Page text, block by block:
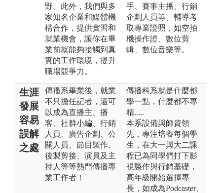
野。此外，我們與多
家知名企業和媒體機
構合作，提供實習和
就業機會，讓你在畢
業前就能夠接觸到真
實的工作環境，提升
職場競爭力。
手、賽事主播、行銷
企劃人員等。輔導考
取專業證照，如空拍
機操作證、數位剪
輯、數位音樂等。
生涯
發展
容易
誤解
之處
傳播系畢業後，就業
不只擔任記者，還可
以成為直播主、播
客、社群小編、行銷
人員、廣告企劃、公
關人員、節目製作、
後製剪接、演員及主
持人等等熱門傳播專
業工作者！
傳播科系就是什麼都
學一點，什麼都不專
精.....
本系設備與師資領
先，專注培養每個學
生，在大一與大二課
程已為同學們打下影
視製作與行銷基礎，
高年級開始選擇專
長，如成為Podcaster、